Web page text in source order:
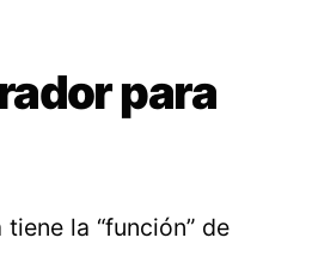
para
la “función” de